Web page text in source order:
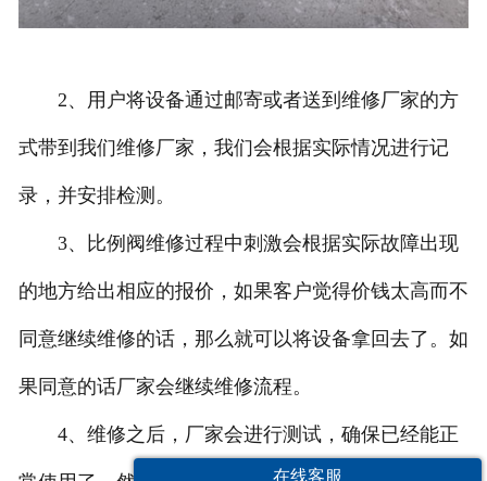
2、用户将设备通过邮寄或者送到维修厂家的方
式带到我们维修厂家，我们会根据实际情况进行记
录，并安排检测。
3、比例阀维修过程中刺激会根据实际故障出现
的地方给出相应的报价，如果客户觉得价钱太高而不
同意继续维修的话，那么就可以将设备拿回去了。如
果同意的话厂家会继续维修流程。
4、维修之后，厂家会进行测试，确保已经能正
在线客服